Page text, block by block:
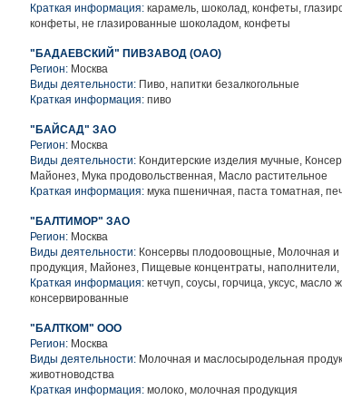
Краткая информация: карамель, шоколад, конфеты,
конфеты, не глазированные шоколадом, конфеты
"БАДАЕВСКИЙ" ПИВЗАВОД (ОАО)
Регион: Москва
Виды деятельности: Пиво, напитки безалкогольные
Краткая информация: пиво
"БАЙСАД" ЗАО
Регион: Москва
Виды деятельности: Кондитерские изделия мучные,
Майонез, Мука продовольственная, Масло растительное
Краткая информация: мука пшеничная, паста томатная,
"БАЛТИМОР" ЗАО
Регион: Москва
Виды деятельности: Консервы плодоовощные, Молочная
продукция, Майонез, Пищевые концентраты, наполнители,
Краткая информация: кетчуп, соусы, горчица, уксус, масло
консервированные
"БАЛТКОМ" ООО
Регион: Москва
Виды деятельности: Молочная и маслосыродельная
животноводства
Краткая информация: молоко, молочная продукция